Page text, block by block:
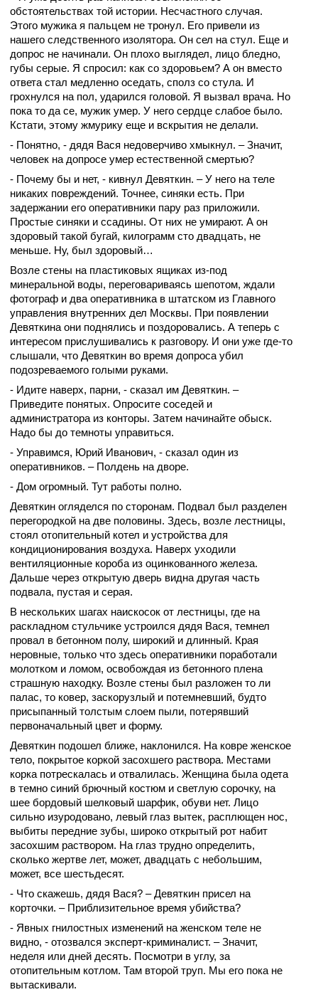
обстоятельствах той истории. Несчастного случая.
Этого мужика я пальцем не тронул. Его привели из
нашего следственного изолятора. Он сел на стул. Еще и
допрос не начинали. Он плохо выглядел, лицо бледно,
губы серые. Я спросил: как со здоровьем? А он вместо
ответа стал медленно оседать, сполз со стула. И
грохнулся на пол, ударился головой. Я вызвал врача. Но
пока то да се, мужик умер. У него сердце слабое было.
Кстати, этому жмурику еще и вскрытия не делали.
- Понятно, - дядя Вася недоверчиво хмыкнул. – Значит,
человек на допросе умер естественной смертью?
- Почему бы и нет, - кивнул Девяткин. – У него на теле
никаких повреждений. Точнее, синяки есть. При
задержании его оперативники пару раз приложили.
Простые синяки и ссадины. От них не умирают. А он
здоровый такой бугай, килограмм сто двадцать, не
меньше. Ну, был здоровый…
Возле стены на пластиковых ящиках из-под
минеральной воды, переговариваясь шепотом, ждали
фотограф и два оперативника в штатском из Главного
управления внутренних дел Москвы. При появлении
Девяткина они поднялись и поздоровались. А теперь с
интересом прислушивались к разговору. И они уже где-то
слышали, что Девяткин во время допроса убил
подозреваемого голыми руками.
- Идите наверх, парни, - сказал им Девяткин. –
Приведите понятых. Опросите соседей и
администратора из конторы. Затем начинайте обыск.
Надо бы до темноты управиться.
- Управимся, Юрий Иванович, - сказал один из
оперативников. – Полдень на дворе.
- Дом огромный. Тут работы полно.
Девяткин огляделся по сторонам. Подвал был разделен
перегородкой на две половины. Здесь, возле лестницы,
стоял отопительный котел и устройства для
кондиционирования воздуха. Наверх уходили
вентиляционные короба из оцинкованного железа.
Дальше через открытую дверь видна другая часть
подвала, пустая и серая.
В нескольких шагах наискосок от лестницы, где на
раскладном стульчике устроился дядя Вася, темнел
провал в бетонном полу, широкий и длинный. Края
неровные, только что здесь оперативники поработали
молотком и ломом, освобождая из бетонного плена
страшную находку. Возле стены был разложен то ли
палас, то ковер, заскорузлый и потемневший, будто
присыпанный толстым слоем пыли, потерявший
первоначальный цвет и форму.
Девяткин подошел ближе, наклонился. На ковре женское
тело, покрытое коркой засохшего раствора. Местами
корка потрескалась и отвалилась. Женщина была одета
в темно синий брючный костюм и светлую сорочку, на
шее бордовый шелковый шарфик, обуви нет. Лицо
сильно изуродовано, левый глаз вытек, расплющен нос,
выбиты передние зубы, широко открытый рот набит
засохшим раствором. На глаз трудно определить,
сколько жертве лет, может, двадцать с небольшим,
может, все шестьдесят.
- Что скажешь, дядя Вася? – Девяткин присел на
корточки. – Приблизительное время убийства?
- Явных гнилостных изменений на женском теле не
видно, - отозвался эксперт-криминалист. – Значит,
неделя или дней десять. Посмотри в углу, за
отопительным котлом. Там второй труп. Мы его пока не
вытаскивали.